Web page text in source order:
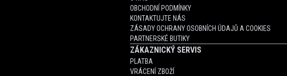
OBCHODNÍ PODMÍNKY
KONTAKTUJTE NÁS
ZÁSADY OCHRANY OSOBNÍCH ÚDAJŮ A COOKIES
PARTNERSKÉ BUTIKY
ZÁKAZNICKÝ SERVIS
PLATBA
VRÁCENÍ ZBOŽÍ